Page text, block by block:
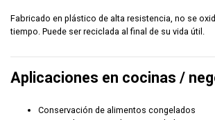
Fabricado en plástico de alta resistencia, no se
tiempo. Puede ser reciclada al final de su vida útil.
Aplicaciones en cocinas /
Conservación de alimentos congelados